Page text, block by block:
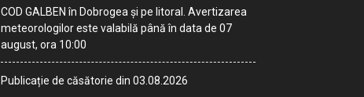
COD GALBEN în Dobrogea și pe litoral. Avertizarea
meteorologilor este valabilă până în data de 07
august, ora 10:00
Publicație de căsătorie din 03.08.2026